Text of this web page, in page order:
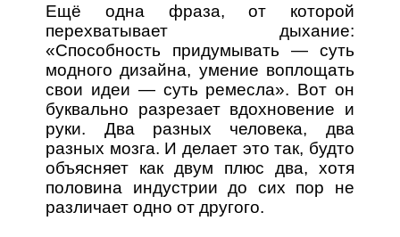
Ещё одна фраза, от которой
перехватывает дыхание:
«Способность придумывать — суть
модного дизайна, умение воплощать
свои идеи — суть ремесла». Вот он
буквально разрезает вдохновение и
руки. Два разных человека, два
разных мозга. И делает это так, будто
объясняет как двум плюс два, хотя
половина индустрии до сих пор не
различает одно от другого.